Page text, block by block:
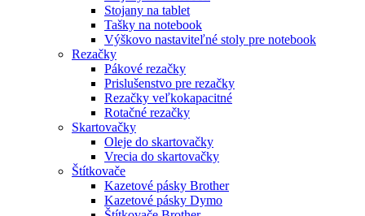
Stojany na tablet
Tašky na notebook
Výškovo nastaviteľné stoly pre notebook
Rezačky
Pákové rezačky
Prislušenstvo pre rezačky
Rezačky veľkokapacitné
Rotačné rezačky
Skartovačky
Oleje do skartovačky
Vrecia do skartovačky
Štítkovače
Kazetové pásky Brother
Kazetové pásky Dymo